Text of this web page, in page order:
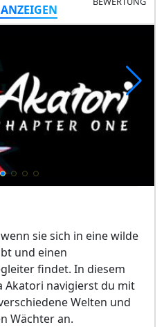
sie sich in eine wilde
und einen
findet. In diesem
Akatori navigierst du mit
Welten und
Wächter an.